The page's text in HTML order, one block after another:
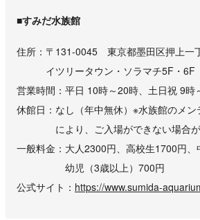
■すみだ水族館
住所
〒131-0045 東京都墨田区押上一
イツリータウン・ソラマチ5F・6F
営業時間
平日 10時～20時、土日祝 9時
休館日
なし（年中無休）※水族館のメ
により、ご入場ができない場合が
一般料金
大人2300円、高校生1700円、
幼児（3歳以上）700円
公式サイト
https://www.sumida-